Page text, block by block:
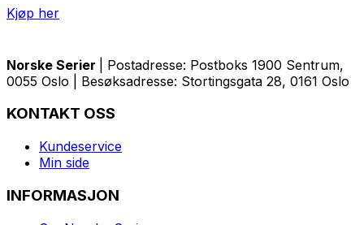
Kjøp her
Norske Serier
| Postadresse: Postboks 1900 Sentrum,
0055 Oslo | Besøksadresse: Stortingsgata 28, 0161 Oslo
KONTAKT OSS
Kundeservice
Min side
INFORMASJON